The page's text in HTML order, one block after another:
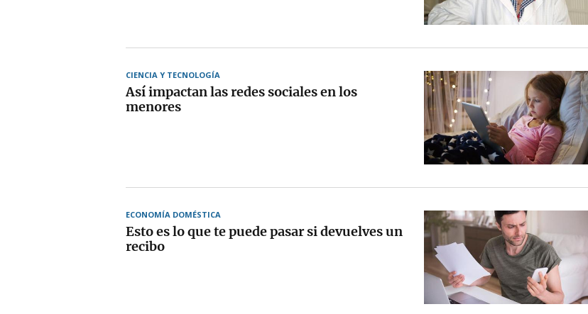
CIENCIA Y TECNOLOGÍA
Así impactan las redes sociales en los
menores
ECONOMÍA DOMÉSTICA
Esto es lo que te puede pasar si devuelves un
recibo